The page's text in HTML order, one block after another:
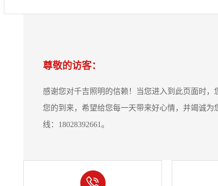
尊敬的访客：
感谢您对千吉照明的信赖！当您进入到此页面时
您的到来，希望给您每一天带来好心情，并竭诚
线：18028392661。